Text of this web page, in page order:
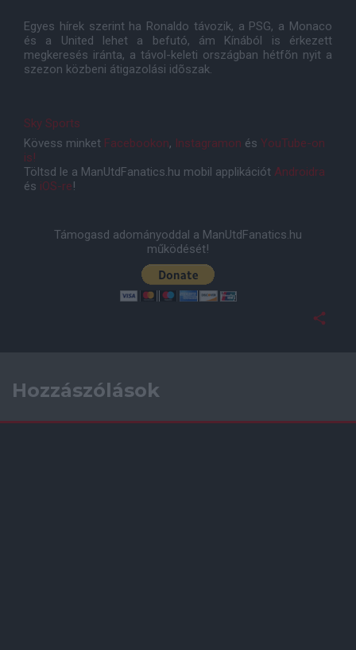
Egyes hírek szerint ha Ronaldo távozik, a PSG, a Monaco
és a United lehet a befutó, ám Kínából is érkezett
megkeresés iránta, a távol-keleti országban hétfõn nyit a
szezon közbeni átigazolási idõszak.
Sky Sports
Kövess minket Facebookon, Instagramon és YouTube-on
is!
Töltsd le a ManUtdFanatics.hu mobil applikációt Androidra
és iOS-re!
Támogasd adományoddal a ManUtdFanatics.hu
működését!
Hozzászólások